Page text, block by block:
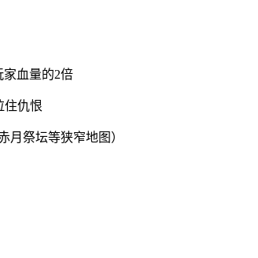
家血量的2倍
住仇恨
月祭坛等狭窄地图）